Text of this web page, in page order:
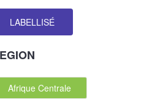
LABELLISÉ
Afrique Centrale